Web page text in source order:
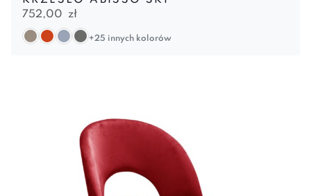
752,00 zł
+25 innych kolorów